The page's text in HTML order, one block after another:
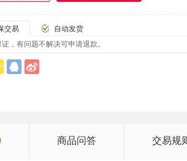
交易
自动发货
，有问题不解决可申请退款。
商品问答 交易规